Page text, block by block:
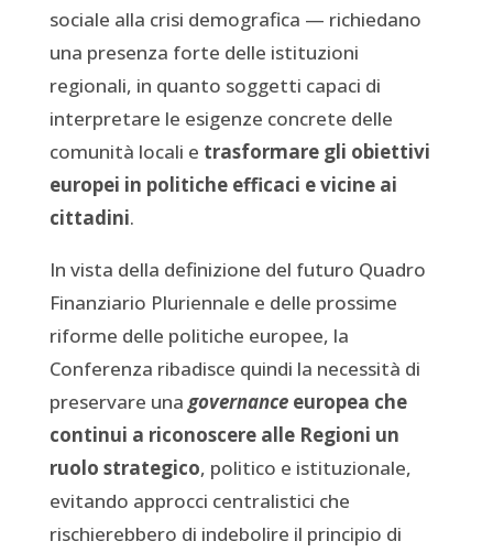
sociale alla crisi demografica — richiedano
una presenza forte delle istituzioni
regionali, in quanto soggetti capaci di
interpretare le esigenze concrete delle
comunità locali e trasformare gli obiettivi
europei in politiche efficaci e vicine ai
cittadini.
In vista della definizione del futuro Quadro
Finanziario Pluriennale e delle prossime
riforme delle politiche europee, la
Conferenza ribadisce quindi la necessità di
preservare una governanceeuropea che
continui a riconoscere alle Regioni un
ruolo strategico, politico e istituzionale,
evitando approcci centralistici che
rischierebbero di indebolire il principio di